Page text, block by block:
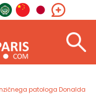
patologa Donalda